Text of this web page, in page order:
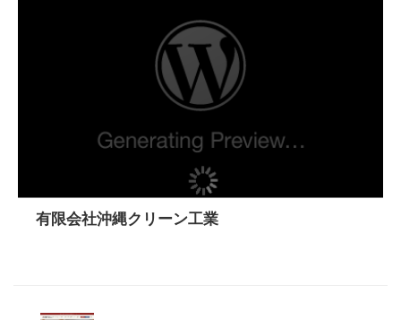
有限会社沖縄クリーン工業